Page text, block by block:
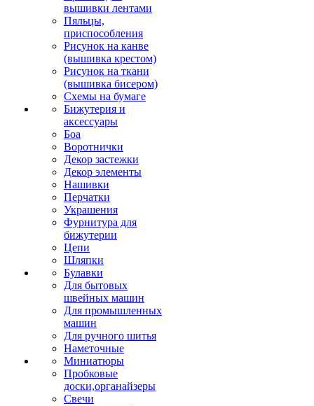
вышивки лентами
Пяльцы,
приспособления
Рисунок на канве
(вышивка крестом)
Рисунок на ткани
(вышивка бисером)
Схемы на бумаге
Бижутерия и
аксессуары
Боа
Воротнички
Декор застежки
Декор элементы
Нашивки
Перчатки
Украшения
Фурнитура для
бижутерии
Цепи
Шляпки
Булавки
Для бытовых
швейных машин
Для промышленных
машин
Для ручного шитья
Наметочные
Миниатюры
Пробковые
доски,органайзеры
Свечи